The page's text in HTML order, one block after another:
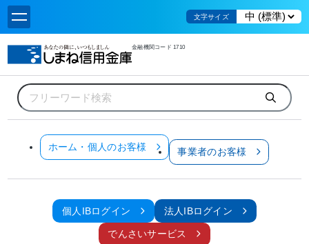
文字サイズ
金融機関コード 1710
ホーム・個人のお客様 事業者のお客様
個人IBログイン 法人IBログイン
でんさいサービス
ホーム お知らせ 相続手続の共通化について
全てのお客様お知らせ
相続手続の共通化について
2022年3月25日